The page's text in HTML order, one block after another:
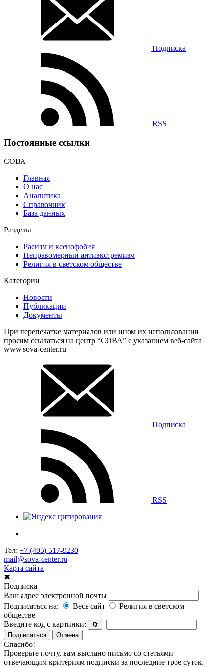
Подписка
RSS
Постоянные ссылки
СОВА
Главная
О нас
Аналитика
Справочник
База данных
Разделы
Расизм и ксенофобия
Неправомерный антиэкстремизм
Религия в светском обществе
Категории
Новости
Публикации
Документы
При перепечатке материалов или ином их использовании
просим ссылаться на центр “СОВА” с указанием веб-сайта
www.sova-center.ru
Подписка
RSS
Тел: +7 (495) 517-9230
mail@sova-center.ru
Карта сайта
✖
Подписка
Ваш адрес электронной почты
Подписаться на:
Весь сайт
Религия в светском
обществе
Введите код с картинки:
🔄
Подписаться
Отмена
Спасибо!
Проверьте почту, вам выслано письмо со статьями
отвечающим критериям подписки за последние трое суток.